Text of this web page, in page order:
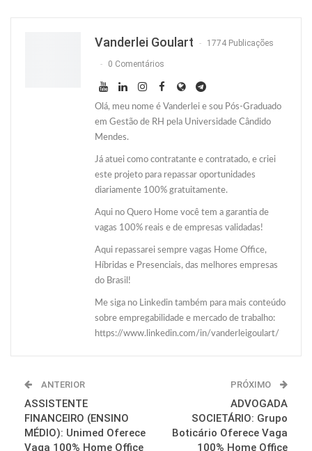
Vanderlei Goulart 1774 Publicações
0 Comentários
Olá, meu nome é Vanderlei e sou Pós-Graduado
em Gestão de RH pela Universidade Cândido
Mendes.
Já atuei como contratante e contratado, e criei
este projeto para repassar oportunidades
diariamente 100% gratuitamente.
Aqui no Quero Home você tem a garantia de
vagas 100% reais e de empresas validadas!
Aqui repassarei sempre vagas Home Office,
Híbridas e Presenciais, das melhores empresas
do Brasil!
Me siga no Linkedin também para mais conteúdo
sobre empregabilidade e mercado de trabalho:
https://www.linkedin.com/in/vanderleigoulart/
ANTERIOR
ASSISTENTE
FINANCEIRO (ENSINO
MÉDIO): Unimed Oferece
Vaga 100% Home Office
PRÓXIMO
ADVOGADA
SOCIETÁRIO: Grupo
Boticário Oferece Vaga
100% Home Office